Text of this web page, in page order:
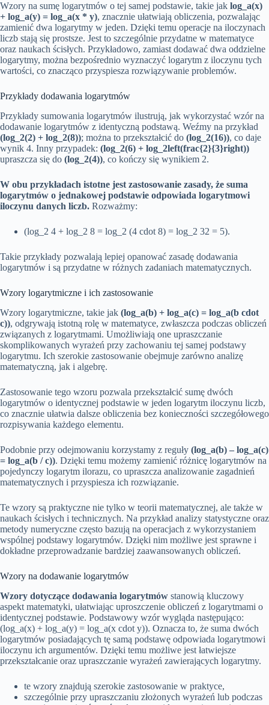
Wzory na sumę logarytmów o tej samej podstawie, takie jak log_a(x)
+ log_a(y) = log_a(x * y), znacznie ułatwiają obliczenia, pozwalając
zamienić dwa logarytmy w jeden. Dzięki temu operacje na iloczynach
liczb stają się prostsze. Jest to szczególnie przydatne w matematyce
oraz naukach ścisłych. Przykładowo, zamiast dodawać dwa oddzielne
logarytmy, można bezpośrednio wyznaczyć logarytm z iloczynu tych
wartości, co znacząco przyspiesza rozwiązywanie problemów.
Przykłady dodawania logarytmów
Przykłady sumowania logarytmów ilustrują, jak wykorzystać wzór na
dodawanie logarytmów z identyczną podstawą. Weźmy na przykład
(log_2(2) + log_2(8)); można to przekształcić do (log_2(16)), co daje
wynik 4. Inny przypadek: (log_2(6) + log_2left(frac{2}{3}right))
upraszcza się do (log_2(4)), co kończy się wynikiem 2.
W obu przykładach istotne jest zastosowanie zasady, że suma
logarytmów o jednakowej podstawie odpowiada logarytmowi
iloczynu danych liczb. Rozważmy:
(log_2 4 + log_2 8 = log_2 (4 cdot 8) = log_2 32 = 5).
Takie przykłady pozwalają lepiej opanować zasadę dodawania
logarytmów i są przydatne w różnych zadaniach matematycznych.
Wzory logarytmiczne i ich zastosowanie
Wzory logarytmiczne, takie jak (log_a(b) + log_a(c) = log_a(b cdot
c)), odgrywają istotną rolę w matematyce, zwłaszcza podczas obliczeń
związanych z logarytmami. Umożliwiają one upraszczanie
skomplikowanych wyrażeń przy zachowaniu tej samej podstawy
logarytmu. Ich szerokie zastosowanie obejmuje zarówno analizę
matematyczną, jak i algebrę.
Zastosowanie tego wzoru pozwala przekształcić sumę dwóch
logarytmów o identycznej podstawie w jeden logarytm iloczynu liczb,
co znacznie ułatwia dalsze obliczenia bez konieczności szczegółowego
rozpisywania każdego elementu.
Podobnie przy odejmowaniu korzystamy z reguły (log_a(b) – log_a(c)
= log_a(b / c)). Dzięki temu możemy zamienić różnicę logarytmów na
pojedynczy logarytm ilorazu, co upraszcza analizowanie zagadnień
matematycznych i przyspiesza ich rozwiązanie.
Te wzory są praktyczne nie tylko w teorii matematycznej, ale także w
naukach ścisłych i technicznych. Na przykład analizy statystyczne oraz
metody numeryczne często bazują na operacjach z wykorzystaniem
wspólnej podstawy logarytmów. Dzięki nim możliwe jest sprawne i
dokładne przeprowadzanie bardziej zaawansowanych obliczeń.
Wzory na dodawanie logarytmów
Wzory dotyczące dodawania logarytmów stanowią kluczowy
aspekt matematyki, ułatwiając uproszczenie obliczeń z logarytmami o
identycznej podstawie. Podstawowy wzór wygląda następująco:
(log_a(x) + log_a(y) = log_a(x cdot y)). Oznacza to, że suma dwóch
logarytmów posiadających tę samą podstawę odpowiada logarytmowi
iloczynu ich argumentów. Dzięki temu możliwe jest łatwiejsze
przekształcanie oraz upraszczanie wyrażeń zawierających logarytmy.
te wzory znajdują szerokie zastosowanie w praktyce,
szczególnie przy upraszczaniu złożonych wyrażeń lub podczas